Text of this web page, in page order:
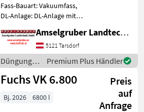
Fass-Bauart: Vakuumfass,
DL-Anlage: DL-Anlage mit
Güllefässer- In Massivität
und Langlebigkeit
unschlagbar! (Stärkste
Materialstärken + Beste Ma
Amselgruber Landtechnik GmbH
5121 Tarsdorf
Düngung
und
Beregnung
Premium Plus Händler
Fuchs VK 6.800
Preis
auf
Anfrage
Bj. 2026 6800 l